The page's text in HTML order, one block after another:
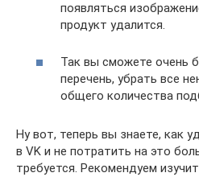
появляться
продукт удалится.
Так вы сможете очень
перечень, убрать все
общего количества
Ну вот, теперь вы знаете, как
в VK и не потратить на это
требуется. Рекомендуем